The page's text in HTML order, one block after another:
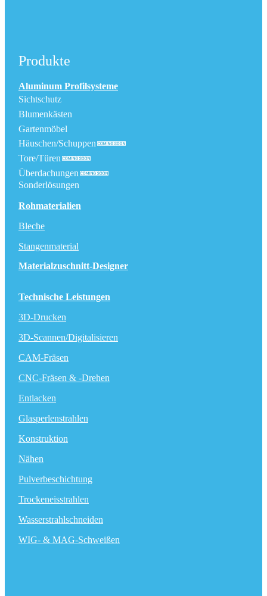
Produkte
Aluminum Profilsysteme
Sichtschutz
Blumenkästen
Gartenmöbel
Häuschen/Schuppen
Tore/Türen
Überdachungen
Sonderlösungen
Rohmaterialien
Bleche
Stangenmaterial
Materialzuschnitt-Designer
Technische Leistungen
3D-Drucken
3D-Scannen/Digitalisieren
CAM-Fräsen
CNC-Fräsen & -Drehen
Entlacken
Glasperlenstrahlen
Konstruktion
Nähen
Pulverbeschichtung
Trockeneisstrahlen
Wasserstrahlschneiden
WIG- & MAG-Schweißen